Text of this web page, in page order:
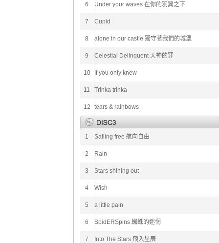
6 Under your waves 在你的羽翼之下
7 Cupid
8 alone in our castle 獨守著我們的城堡
9 Celestial Delinquent 天神的罪
10 If you only knew
11 Trinka trinka
12 tears & rainbows
1 Sailing free 航向自由
2 Rain
3 Stars shining out
4 Wish
5 a little pain
6 SpidERSpins 蜘蛛的迷惘
7 Into The Stars 飛入星辰